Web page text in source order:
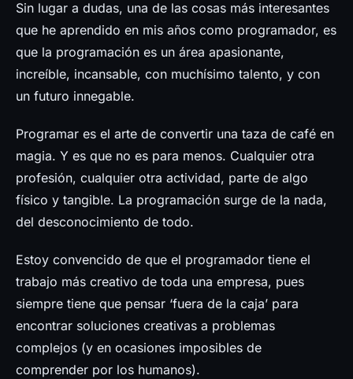
Prensa
Sin lugar a dudas, una de las cosas más interesantes
que he aprendido en mis años como programador, es
que la programación es un área apasionante,
increíble, incansable, con muchísimo talento, y con
un futuro innegable.
Programar es el arte de convertir una taza de café en
magia. Y es que no es para menos. Cualquier otra
profesión, cualquier otra actividad, parte de algo
físico y tangible. La programación surge de la nada,
del desconocimiento de todo.
Estoy convencido de que el programador tiene el
trabajo más creativo de toda una empresa, pues
siempre tiene que pensar ‘fuera de la caja’ para
encontrar soluciones creativas a problemas
complejos (y en ocasiones imposibles de
comprender por los humanos).